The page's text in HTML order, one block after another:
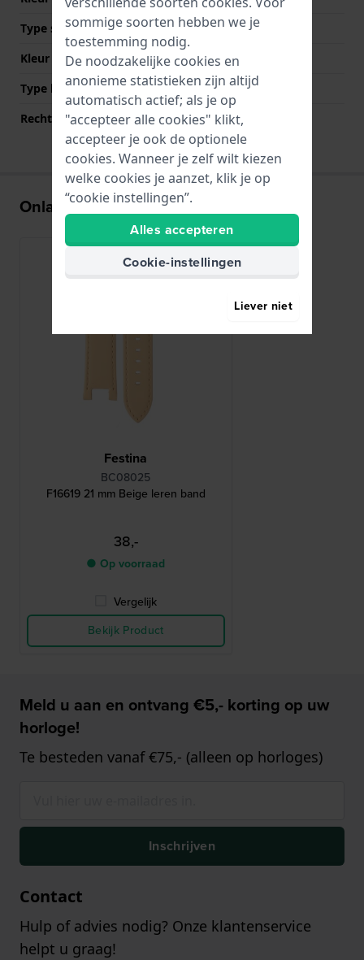
Type sluiting
Gesp
Kleur sluiting
Zilver
Type bevestiging
Schroef
Rechte bandaanzet
Nee
Onlangs bekeken
Festina
BC08025
F16619 21 mm Beige leren band
38,-
● Op voorraad
Vergelijk
Bekijk Product
Meld u aan en ontvang €5,- korting op uw
horloge!
Te besteden vanaf €75,- (alleen op horloges)
Inschrijven
Contact
Hulp of advies nodig? Onze klantenservice
helpt u graag!
sommige soorten hebben we je
toestemming nodig.
De noodzakelijke cookies en
anonieme statistieken zijn altijd
automatisch actief; als je op
"accepteer alle cookies" klikt,
accepteer je ook de optionele
cookies. Wanneer je zelf wilt kiezen
welke cookies je aanzet, klik je op
“cookie instellingen”.
Alles accepteren
Cookie-instellingen
Liever niet